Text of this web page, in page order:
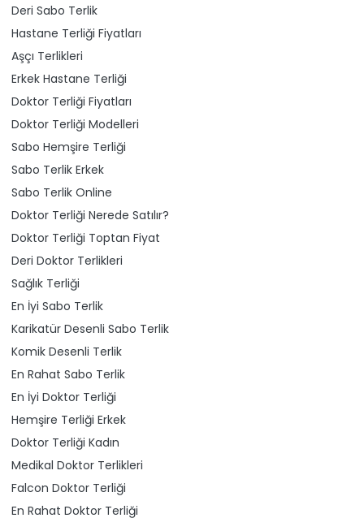
Deri Sabo Terlik
Hastane Terliği Fiyatları
Aşçı Terlikleri
Erkek Hastane Terliği
Doktor Terliği Fiyatları
Doktor Terliği Modelleri
Sabo Hemşire Terliği
Sabo Terlik Erkek
Sabo Terlik Online
Doktor Terliği Nerede Satılır?
Doktor Terliği Toptan Fiyat
Deri Doktor Terlikleri
Sağlık Terliği
En İyi Sabo Terlik
Karikatür Desenli Sabo Terlik
Komik Desenli Terlik
En Rahat Sabo Terlik
En İyi Doktor Terliği
Hemşire Terliği Erkek
Doktor Terliği Kadın
Medikal Doktor Terlikleri
Falcon Doktor Terliği
En Rahat Doktor Terliği